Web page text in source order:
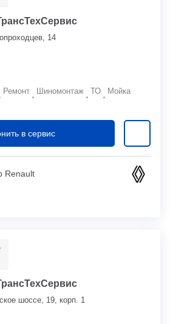
14
Ремонт Шиномонтаж ТО Мойка
в сервис
Renault
шоссе, 19, корп. 1